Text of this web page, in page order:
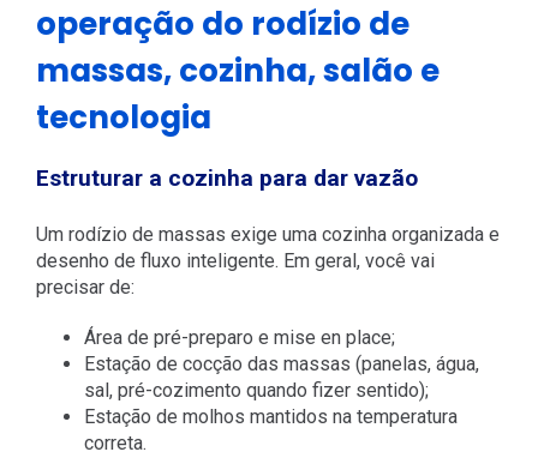
operação do rodízio de
massas, cozinha, salão e
tecnologia
Estruturar a cozinha para dar vazão
Um rodízio de massas exige uma cozinha organizada e
desenho de fluxo inteligente. Em geral, você vai
precisar de:
Área de pré-preparo e mise en place;
Estação de cocção das massas (panelas, água,
sal, pré-cozimento quando fizer sentido);
Estação de molhos mantidos na temperatura
correta.